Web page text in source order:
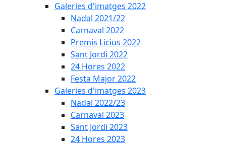
Galeries d'imatges 2022
Nadal 2021/22
Carnaval 2022
Premis Licius 2022
Sant Jordi 2022
24 Hores 2022
Festa Major 2022
Galeries d'imatges 2023
Nadal 2022/23
Carnaval 2023
Sant Jordi 2023
24 Hores 2023